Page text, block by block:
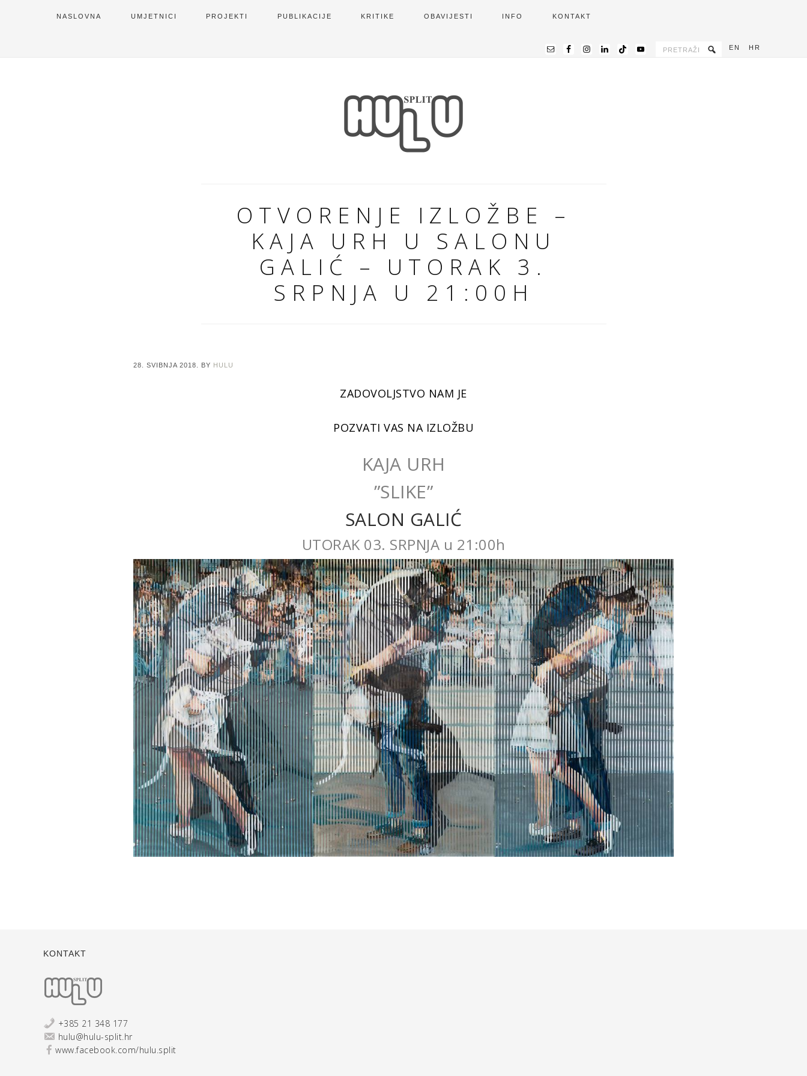
NASLOVNA UMJETNICI PROJEKTI PUBLIKACIJE KRITIKE OBAVIJESTI INFO KONTAKT
EN HR
OTVORENJE IZLOŽBE –
KAJA URH U SALONU
GALIĆ – UTORAK 3.
SRPNJA U 21:00H
28. SVIBNJA 2018. BY HULU
ZADOVOLJSTVO NAM JE
POZVATI VAS NA IZLOŽBU
KAJA URH
”SLIKE”
SALON GALIĆ
UTORAK 03. SRPNJA u 21:00h
KONTAKT
+385 21 348 177
hulu@hulu-split.hr
www.facebook.com/hulu.split